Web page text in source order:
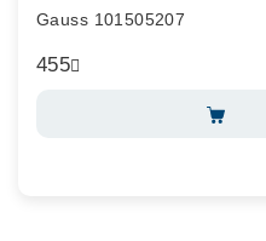
Gauss 101505207
455